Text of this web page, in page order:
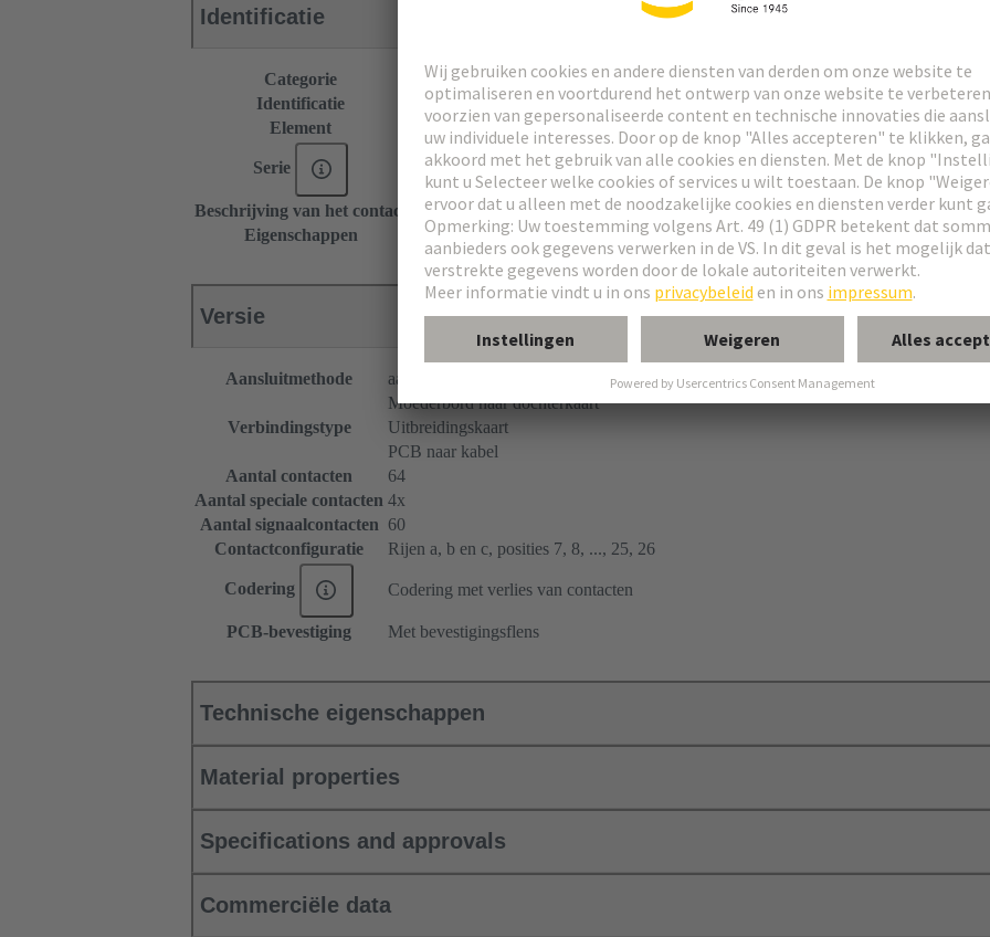
Identificatie
Categorie
Connectors
Identificatie
Type M
Element
Mannelijke connector
Serie DIN 41612
Beschrijving van het contact
Haaks
Eigenschappen
Nominale stroom van speciale contacten: zie datablad van de geselecteerde
Versie
Aansluitmethode aansluiting met golfsoldering
Verbindingstype
Moederbord naar dochterkaart
Uitbreidingskaart
PCB naar kabel
Aantal contacten
64
Aantal speciale contacten 4x
Aantal signaalcontacten 60
Contactconfiguratie
Rijen a, b en c, posities 7, 8, ..., 25, 26
Codering Codering met verlies van contacten
PCB-bevestiging Met bevestigingsflens
Technische eigenschappen
Material properties
Specifications and approvals
Commerciële data